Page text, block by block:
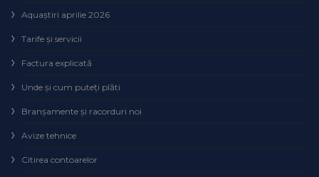
Aquaștiri aprilie 2026
Tarife și servicii
Factura explicată
Unde și cum puteţi plăti
Branșamente și racorduri noi
Avize tehnice
Citirea contoarelor